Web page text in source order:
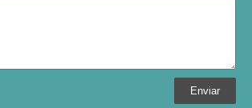
Enviar